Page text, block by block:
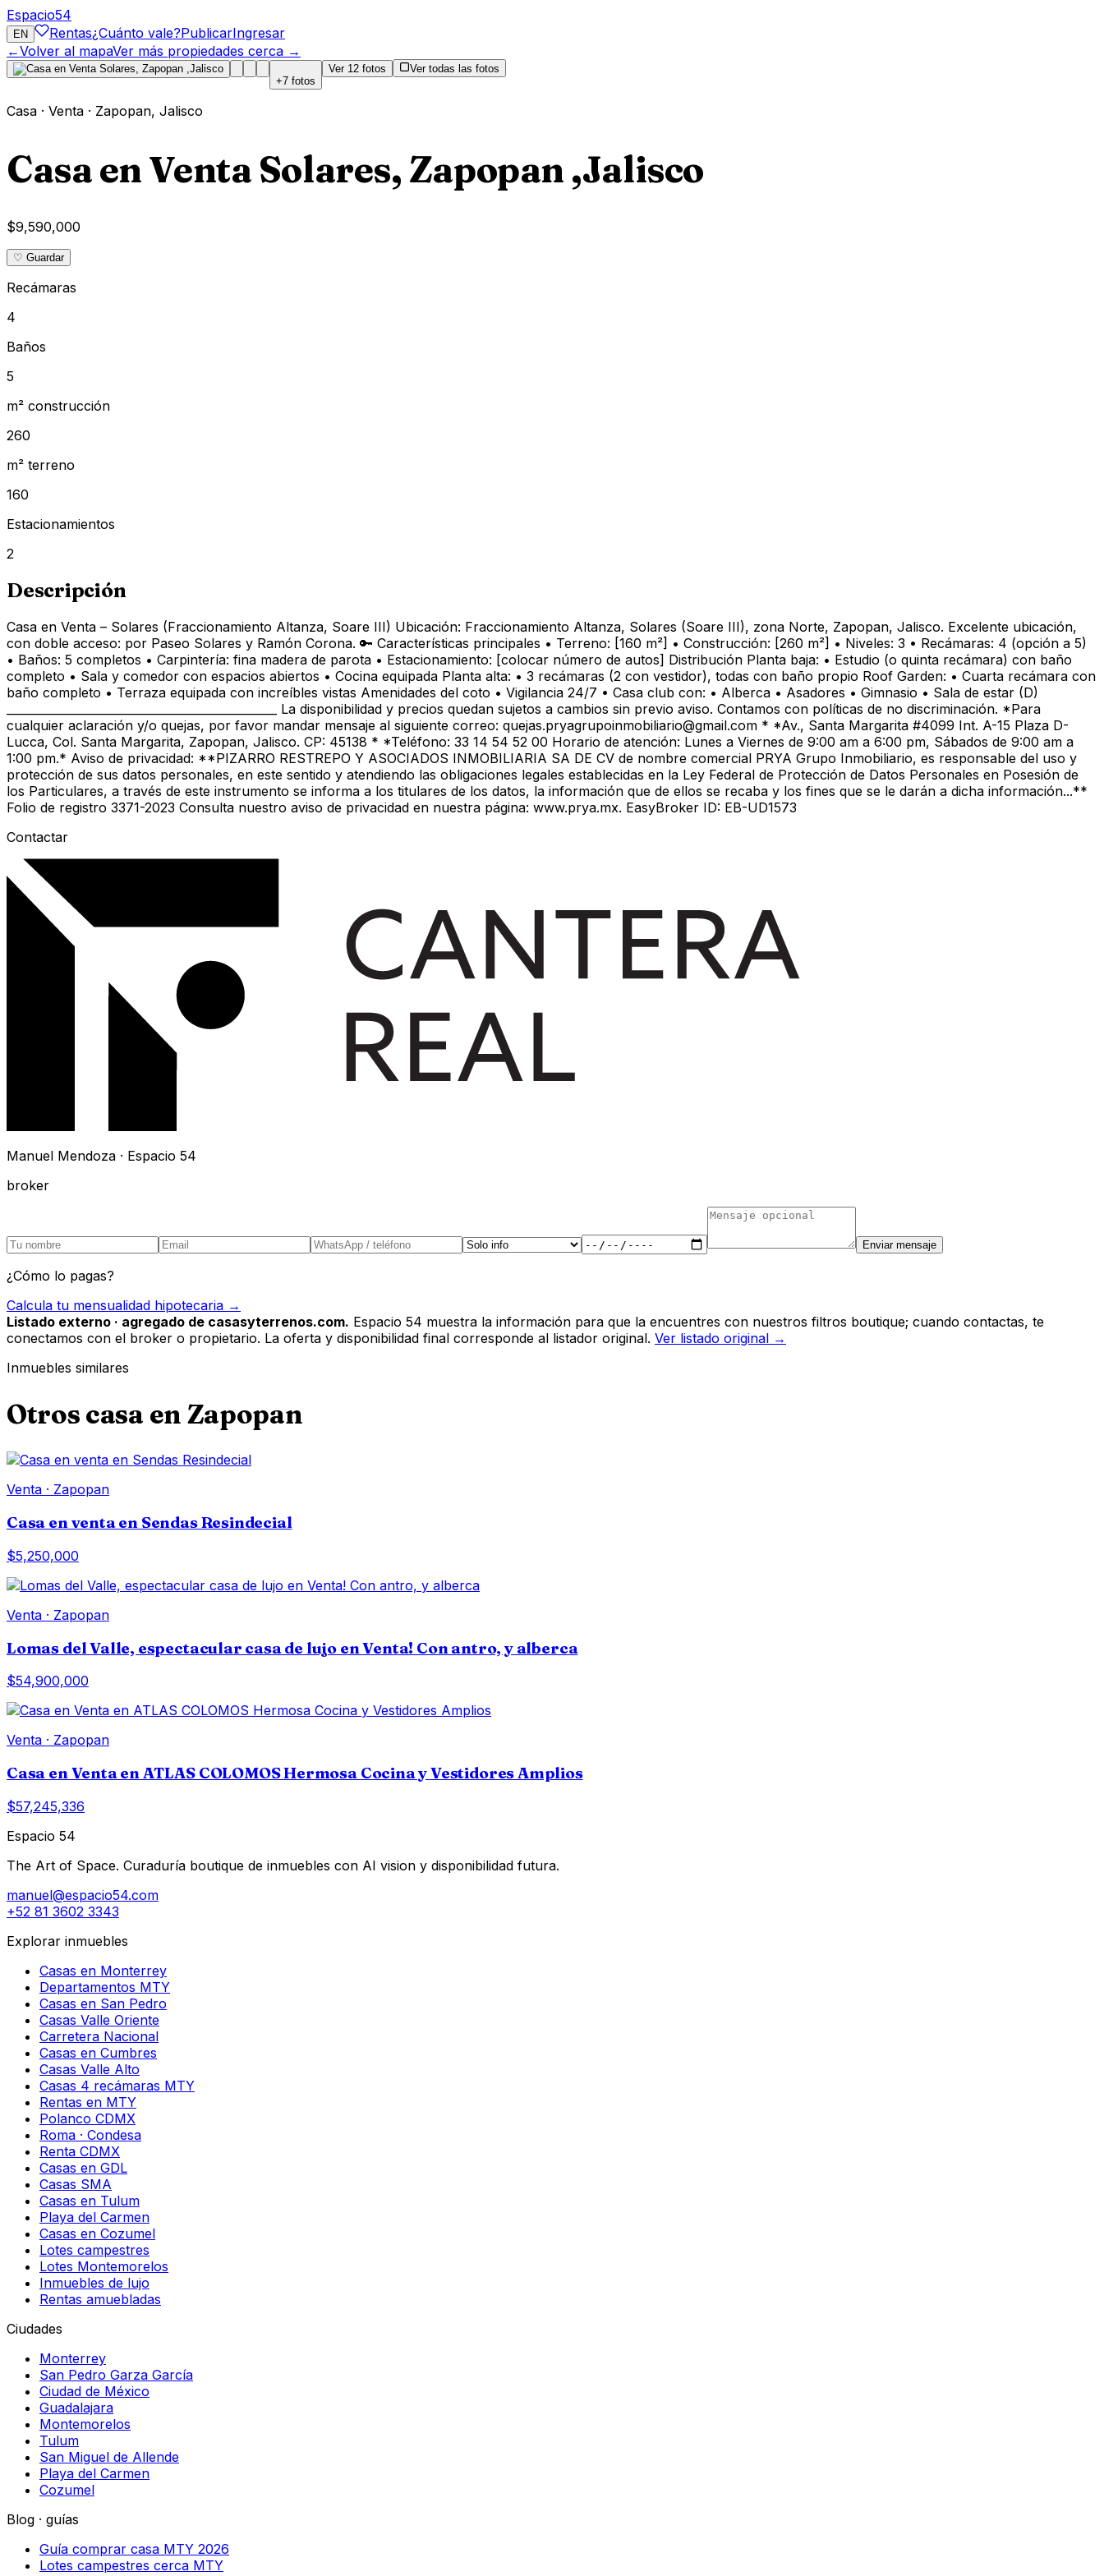
Espacio54
EN Rentas¿Cuánto vale?PublicarIngresar
←Volver al mapaVer más propiedades cerca →
+7 fotos
Ver 12 fotos Ver todas las fotos
Casa · Venta · Zapopan, Jalisco
Casa en Venta Solares, Zapopan ,Jalisco
$9,590,000
♡ Guardar
Recámaras
4
Baños
5
m² construcción
260
m² terreno
160
Estacionamientos
2
Descripción
Casa en Venta – Solares (Fraccionamiento Altanza, Soare III) Ubicación: Fraccionamiento Altanza, Solares (Soare III), zona Norte, Zapopan, Jalisco. Excelente ubicación,
con doble acceso: por Paseo Solares y Ramón Corona. 🔑 Características principales • Terreno: [160 m²] • Construcción: [260 m²] • Niveles: 3 • Recámaras: 4 (opción a 5)
• Baños: 5 completos • Carpintería: fina madera de parota • Estacionamiento: [colocar número de autos] Distribución Planta baja: • Estudio (o quinta recámara) con baño
completo • Sala y comedor con espacios abiertos • Cocina equipada Planta alta: • 3 recámaras (2 con vestidor), todas con baño propio Roof Garden: • Cuarta recámara con
baño completo • Terraza equipada con increíbles vistas Amenidades del coto • Vigilancia 24/7 • Casa club con: • Alberca • Asadores • Gimnasio • Sala de estar (D)
_______________________________________________ La disponibilidad y precios quedan sujetos a cambios sin previo aviso. Contamos con políticas de no discriminación. *Para
cualquier aclaración y/o quejas, por favor mandar mensaje al siguiente correo: quejas.pryagrupoinmobiliario@gmail.com * *Av., Santa Margarita #4099 Int. A-15 Plaza D-
Lucca, Col. Santa Margarita, Zapopan, Jalisco. CP: 45138 * *Teléfono: 33 14 54 52 00 Horario de atención: Lunes a Viernes de 9:00 am a 6:00 pm, Sábados de 9:00 am a
1:00 pm.* Aviso de privacidad: **PIZARRO RESTREPO Y ASOCIADOS INMOBILIARIA SA DE CV de nombre comercial PRYA Grupo Inmobiliario, es responsable del uso y
protección de sus datos personales, en este sentido y atendiendo las obligaciones legales establecidas en la Ley Federal de Protección de Datos Personales en Posesión de
los Particulares, a través de este instrumento se informa a los titulares de los datos, la información que de ellos se recaba y los fines que se le darán a dicha información...**
Folio de registro 3371-2023 Consulta nuestro aviso de privacidad en nuestra página: www.prya.mx. EasyBroker ID: EB-UD1573
Contactar
Manuel Mendoza · Espacio 54
broker
Enviar mensaje
¿Cómo lo pagas?
Calcula tu mensualidad hipotecaria →
Listado externo · agregado de casasyterrenos.com. Espacio 54 muestra la información para que la encuentres con nuestros filtros boutique; cuando contactas, te
conectamos con el broker o propietario. La oferta y disponibilidad final corresponde al listador original. Ver listado original →
Inmuebles similares
Otros casa en Zapopan
Venta · Zapopan
Casa en venta en Sendas Resindecial
$5,250,000
Venta · Zapopan
Lomas del Valle, espectacular casa de lujo en Venta! Con antro, y alberca
$54,900,000
Venta · Zapopan
Casa en Venta en ATLAS COLOMOS Hermosa Cocina y Vestidores Amplios
$57,245,336
Espacio 54
The Art of Space. Curaduría boutique de inmuebles con AI vision y disponibilidad futura.
manuel@espacio54.com
+52 81 3602 3343
Explorar inmuebles
Casas en Monterrey
Departamentos MTY
Casas en San Pedro
Casas Valle Oriente
Carretera Nacional
Casas en Cumbres
Casas Valle Alto
Casas 4 recámaras MTY
Rentas en MTY
Polanco CDMX
Roma · Condesa
Renta CDMX
Casas en GDL
Casas SMA
Casas en Tulum
Playa del Carmen
Casas en Cozumel
Lotes campestres
Lotes Montemorelos
Inmuebles de lujo
Rentas amuebladas
Ciudades
Monterrey
San Pedro Garza García
Ciudad de México
Guadalajara
Montemorelos
Tulum
San Miguel de Allende
Playa del Carmen
Cozumel
Blog · guías
Guía comprar casa MTY 2026
Lotes campestres cerca MTY